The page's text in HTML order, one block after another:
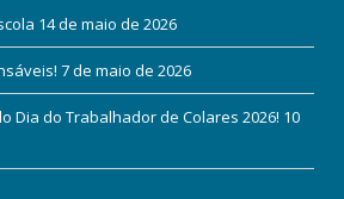
14 de maio de 2026
7 de maio de 2026
Dia do Trabalhador de Colares 2026! 10